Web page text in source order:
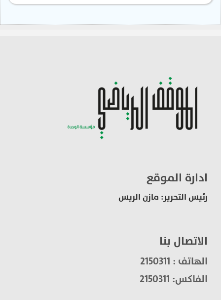
ادارة الموقع
رئيس التحرير: مازن الريس
الاتصال بنا
الهاتف : 2150311
الفاكس: 2150311